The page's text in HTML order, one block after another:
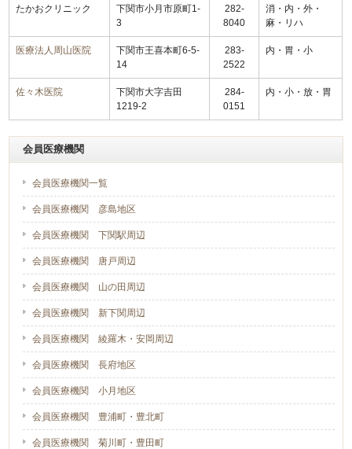
たかおクリニック
下関市小月市原町1-
3
282-
8040
消・内・外・
麻・リハ
医療法人周山医院
下関市王喜本町6-5-
14
283-
2522
内・胃・小
佐々木医院
下関市大字吉田
1219-2
284-
0151
内・小・放・胃
会員医療機関
会員医療機関一覧
会員医療機関 彦島地区
会員医療機関 下関駅周辺
会員医療機関 唐戸周辺
会員医療機関 山の田周辺
会員医療機関 新下関周辺
会員医療機関 綾羅木・安岡周辺
会員医療機関 長府地区
会員医療機関 小月地区
会員医療機関 豊浦町・豊北町
会員医療機関 菊川町・豊田町